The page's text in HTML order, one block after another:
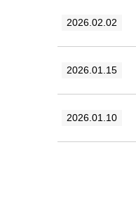
2026.02.02
2026.01.15
2026.01.10